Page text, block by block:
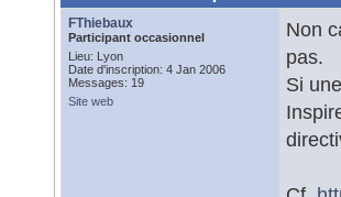
FThiebaux
Participant occasionnel
Lieu: Lyon
Date d'inscription: 4 Jan 2006
Messages: 19
Site web
Non
pas.
Si